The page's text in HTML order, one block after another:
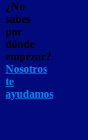
¿No
sabes
por
dónde
empezar?
Nosotros
te
ayudamos